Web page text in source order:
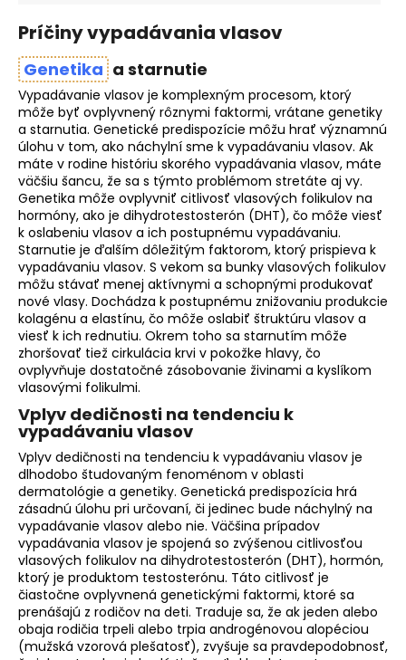
Príčiny vypadávania vlasov
Genetika a starnutie
Vypadávanie vlasov je komplexným procesom, ktorý
môže byť ovplyvnený rôznymi faktormi, vrátane genetiky
a starnutia. Genetické predispozície môžu hrať významnú
úlohu v tom, ako náchylní sme k vypadávaniu vlasov. Ak
máte v rodine históriu skorého vypadávania vlasov, máte
väčšiu šancu, že sa s týmto problémom stretáte aj vy.
Genetika môže ovplyvniť citlivosť vlasových folikulov na
hormóny, ako je dihydrotestosterón (DHT), čo môže viesť
k oslabeniu vlasov a ich postupnému vypadávaniu.
Starnutie je ďalším dôležitým faktorom, ktorý prispieva k
vypadávaniu vlasov. S vekom sa bunky vlasových folikulov
môžu stávať menej aktívnymi a schopnými produkovať
nové vlasy. Dochádza k postupnému znižovaniu produkcie
kolagénu a elastínu, čo môže oslabiť štruktúru vlasov a
viesť k ich rednutiu. Okrem toho sa starnutím môže
zhoršovať tiež cirkulácia krvi v pokožke hlavy, čo
ovplyvňuje dostatočné zásobovanie živinami a kyslíkom
vlasovými folikulmi.
Vplyv dedičnosti na tendenciu k
vypadávaniu vlasov
Vplyv dedičnosti na tendenciu k vypadávaniu vlasov je
dlhodobo študovaným fenoménom v oblasti
dermatológie a genetiky. Genetická predispozícia hrá
zásadnú úlohu pri určovaní, či jedinec bude náchylný na
vypadávanie vlasov alebo nie. Väčšina prípadov
vypadávania vlasov je spojená so zvýšenou citlivosťou
vlasových folikulov na dihydrotestosterón (DHT), hormón,
ktorý je produktom testosterónu. Táto citlivosť je
čiastočne ovplyvnená genetickými faktormi, ktoré sa
prenášajú z rodičov na deti. Traduje sa, že ak jeden alebo
obaja rodičia trpeli alebo trpia androgénovou alopéciou
(mužská vzorová plešatosť), zvyšuje sa pravdepodobnosť,